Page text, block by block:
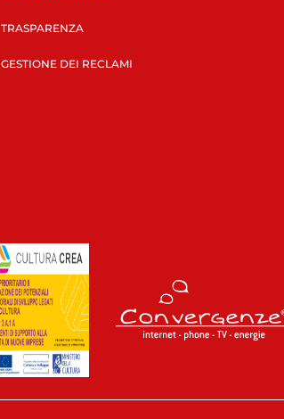
TRASPARENZA
GESTIONE DEI RECLAMI